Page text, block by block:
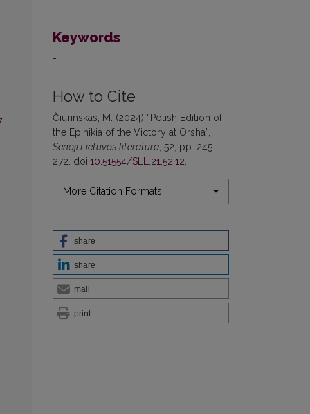
Keywords
-
How to Cite
Čiurinskas, M. (2024) “Polish Edition of
the Epinikia of the Victory at Orsha”,
Senoji Lietuvos literatūra , 52, pp. 245–
272. doi:10.51554/SLL.21.52.12
More Citation Formats
share
share
mail
print